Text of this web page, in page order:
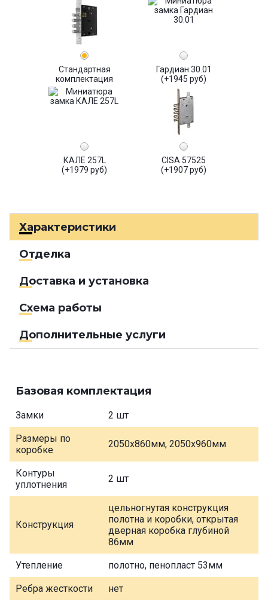
Стандартная
комплектация
Гардиан 30.01
(+1945 руб)
КАЛЕ 257L
(+1979 руб)
CISA 57525
(+1907 руб)
Характеристики
Отделка
Доставка и установка
Схема работы
Дополнительные услуги
Базовая комплектация
Замки 2 шт
Размеры по
коробке
2050х860мм, 2050х960мм
Контуры
уплотнения
2 шт
Конструкция
цельногнутая конструкция
полотна и коробки, открытая
дверная коробка глубиной
86мм
Утепление полотно, пенопласт 53мм
Ребра жесткости нет